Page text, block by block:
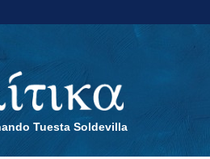
Tuesta Soldevilla